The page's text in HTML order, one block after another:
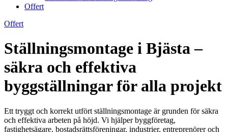
Offert
Offert
Ställningsmontage i Bjästa –
säkra och effektiva
byggställningar för alla projekt
Ett tryggt och korrekt utfört ställningsmontage är grunden för säkra
och effektiva arbeten på höjd. Vi hjälper byggföretag,
fastighetsägare, bostadsrättsföreningar, industrier, entreprenörer och